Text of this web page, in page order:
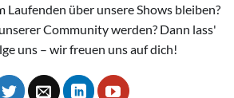
Laufenden über unsere Shows bleiben?
Community werden? Dann lass'
uns – wir freuen uns auf dich!